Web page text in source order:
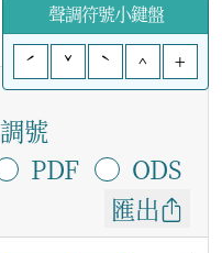
聲調符號小鍵盤
ˊ
ˇ ˋ ^ +
調號
PDF
ODS
匯出